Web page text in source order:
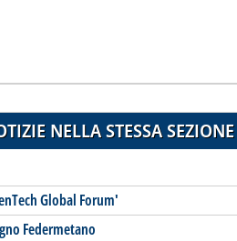
NELLA STESSA SEZIONE
Global Forum'
Federmetano